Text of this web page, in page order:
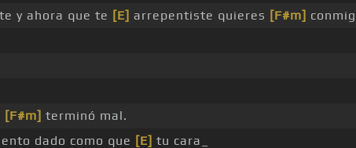
y ahora que te [E] arrepentiste quieres [F#m]
[F#m] terminó mal.
dado como que [E] tu cara_